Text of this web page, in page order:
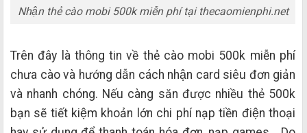
Nhận thẻ cào mobi 500k miễn phí tại thecaomienphi.net
Trên đây là thông tin về thẻ cào mobi 500k miễn phí
chưa cào và hướng dẫn cách nhận card siêu đơn giản
và nhanh chóng. Nếu càng săn được nhiều thẻ 500k
bạn sẽ tiết kiệm khoản lớn chi phí nạp tiền điện thoại